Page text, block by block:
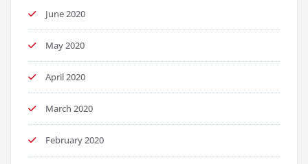
June 2020
May 2020
April 2020
March 2020
February 2020